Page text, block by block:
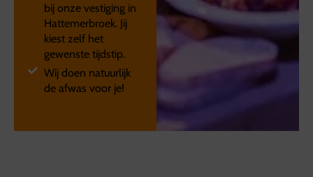
bij onze vestiging in
Hattemerbroek. Jij
kiest zelf het
gewenste tijdstip.
Wij doen natuurlijk
de afwas voor je!